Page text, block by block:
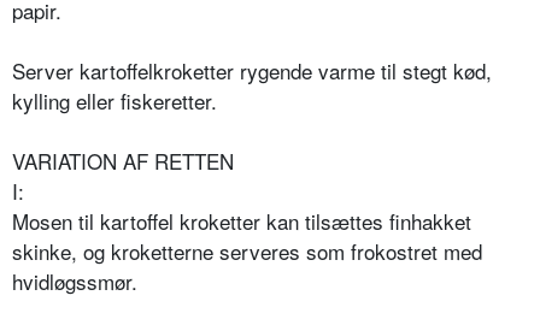
papir.
Server kartoffelkroketter rygende varme til stegt kød,
kylling eller fiskeretter.
VARIATION AF RETTEN
I:
Mosen til kartoffel kroketter kan tilsættes finhakket
skinke, og kroketterne serveres som frokostret med
hvidløgssmør.